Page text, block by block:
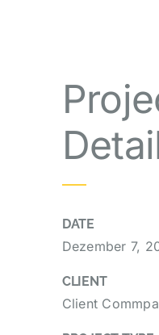
DATE
Dezember 7,
CLIENT
Client